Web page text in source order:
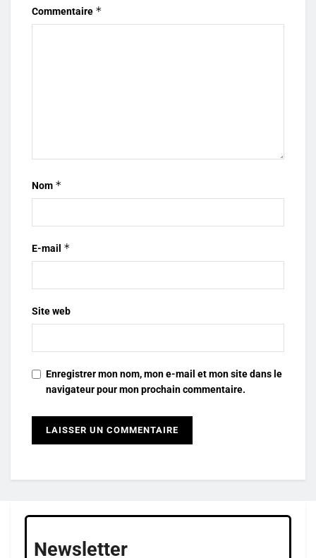
Commentaire *
Nom *
E-mail *
Site web
Enregistrer mon nom, mon e-mail et mon site dans le
navigateur pour mon prochain commentaire.
Newsletter